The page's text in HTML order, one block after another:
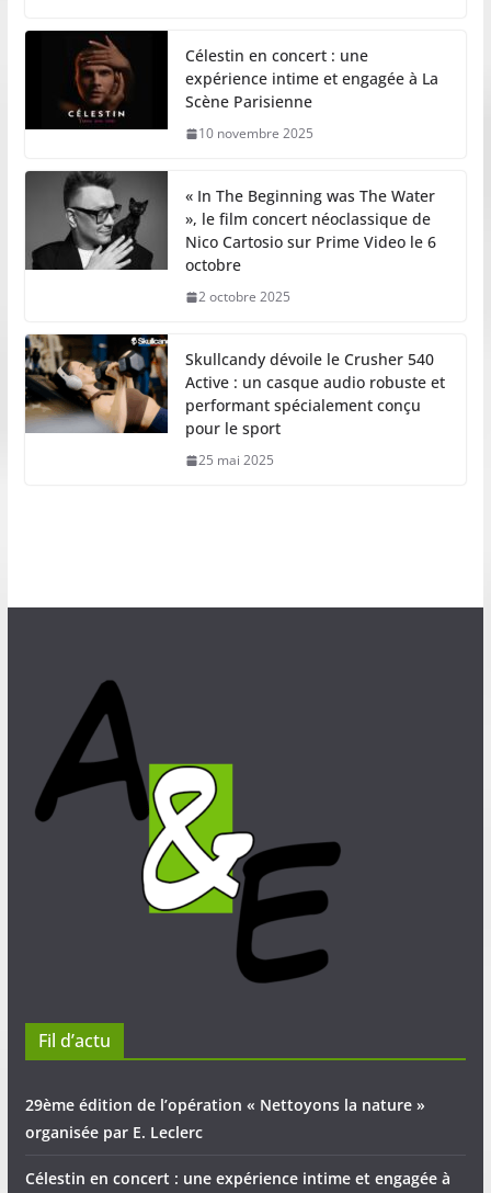
Célestin en concert : une
expérience intime et engagée à La
Scène Parisienne
10 novembre 2025
« In The Beginning was The Water
», le film concert néoclassique de
Nico Cartosio sur Prime Video le 6
octobre
2 octobre 2025
Skullcandy dévoile le Crusher 540
Active : un casque audio robuste et
performant spécialement conçu
pour le sport
25 mai 2025
Fil d’actu
29ème édition de l’opération « Nettoyons la nature »
organisée par E. Leclerc
Célestin en concert : une expérience intime et engagée à